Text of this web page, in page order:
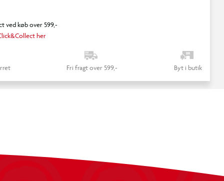
ved køb over 599,-
her
Fri fragt over 599,- Byt i butik